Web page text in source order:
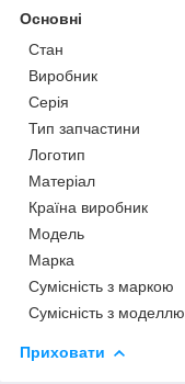
Основні
Стан
Виробник
Серія
Тип запчастини
Логотип
Матеріал
Країна виробник
Модель
Марка
Сумісність з маркою
Сумісність з моделлю
Приховати